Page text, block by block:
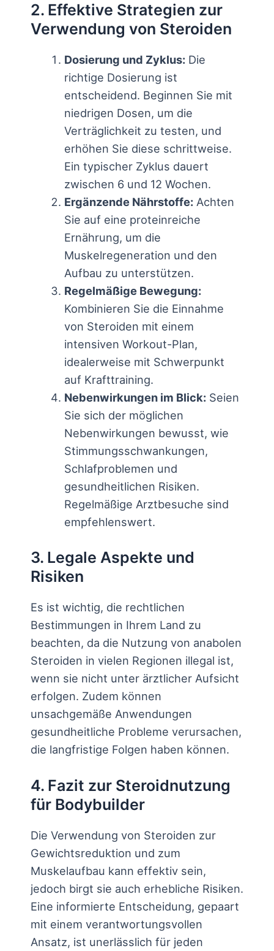
2. Effektive Strategien zur
Verwendung von Steroiden
Dosierung und Zyklus:Die
richtige Dosierung ist
entscheidend. Beginnen Sie mit
niedrigen Dosen, um die
Verträglichkeit zu testen, und
erhöhen Sie diese schrittweise.
Ein typischer Zyklus dauert
zwischen 6 und 12 Wochen.
Ergänzende Nährstoffe:Achten
Sie auf eine proteinreiche
Ernährung, um die
Muskelregeneration und den
Aufbau zu unterstützen.
Regelmäßige Bewegung:
Kombinieren Sie die Einnahme
von Steroiden mit einem
intensiven Workout-Plan,
idealerweise mit Schwerpunkt
auf Krafttraining.
Nebenwirkungen im Blick:Seien
Sie sich der möglichen
Nebenwirkungen bewusst, wie
Stimmungsschwankungen,
Schlafproblemen und
gesundheitlichen Risiken.
Regelmäßige Arztbesuche sind
empfehlenswert.
3. Legale Aspekte und
Risiken
Es ist wichtig, die rechtlichen
Bestimmungen in Ihrem Land zu
beachten, da die Nutzung von anabolen
Steroiden in vielen Regionen illegal ist,
wenn sie nicht unter ärztlicher Aufsicht
erfolgen. Zudem können
unsachgemäße Anwendungen
gesundheitliche Probleme verursachen,
die langfristige Folgen haben können.
4. Fazit zur Steroidnutzung
für Bodybuilder
Die Verwendung von Steroiden zur
Gewichtsreduktion und zum
Muskelaufbau kann effektiv sein,
jedoch birgt sie auch erhebliche Risiken.
Eine informierte Entscheidung, gepaart
mit einem verantwortungsvollen
Ansatz, ist unerlässlich für jeden